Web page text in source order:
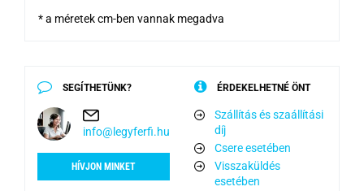
* a méretek cm-ben vannak megadva
SEGÍTHETÜNK?
info@legyferfi.hu
HÍVJON MINKET
ÉRDEKELHETNÉ ÖNT
Szállítás és szaállítási
díj
Csere esetében
Visszaküldés
esetében